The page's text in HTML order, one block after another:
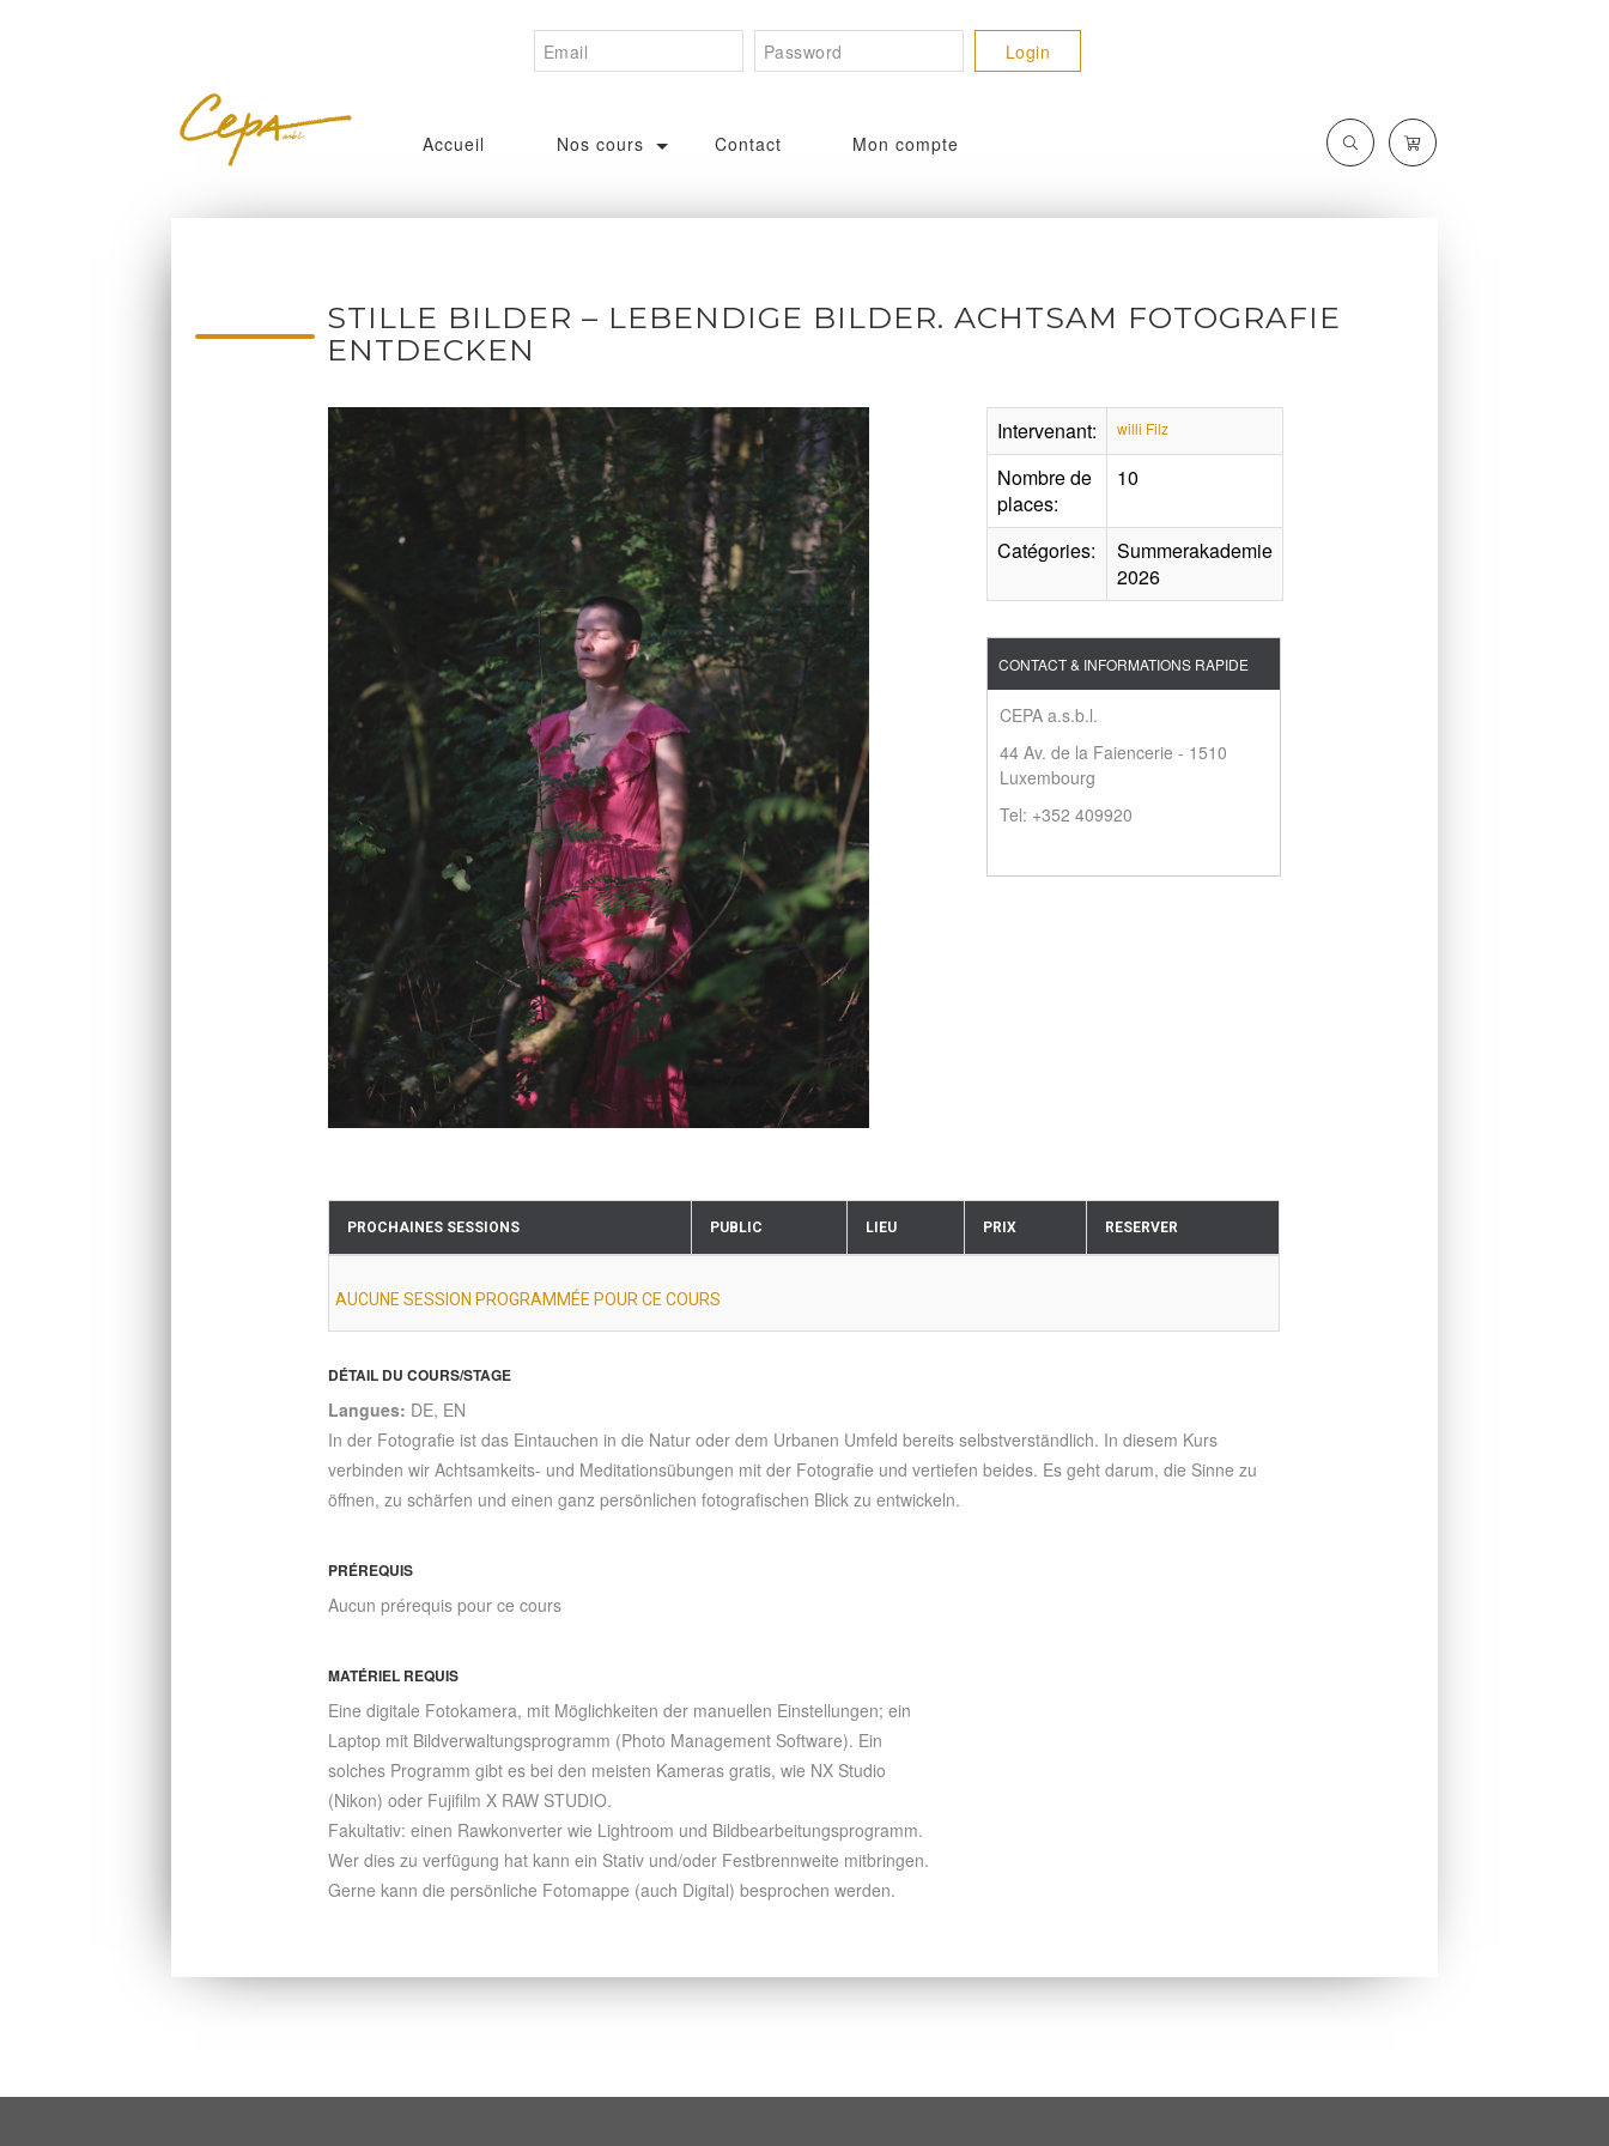
Accueil Nos cours Contact Mon compte
STILLE BILDER – LEBENDIGE BILDER. ACHTSAM FOTOGRAFIE
ENTDECKEN
Intervenant: willi Filz
Nombre de
places:
10
Catégories:
Summerakademie
2026
CONTACT & INFORMATIONS RAPIDE
CEPA a.s.b.l.
44 Av. de la Faiencerie - 1510
Luxembourg
Tel: +352 409920
PROCHAINES SESSIONS PUBLIC LIEU PRIX RESERVER
AUCUNE SESSION PROGRAMMÉE POUR CE COURS
DÉTAIL DU COURS/STAGE
Langues: DE, EN
In der Fotografie ist das Eintauchen in die Natur oder dem Urbanen Umfeld bereits selbstverständlich. In diesem Kurs
verbinden wir Achtsamkeits- und Meditationsübungen mit der Fotografie und vertiefen beides. Es geht darum, die Sinne zu
öffnen, zu schärfen und einen ganz persönlichen fotografischen Blick zu entwickeln.
PRÉREQUIS
Aucun prérequis pour ce cours
MATÉRIEL REQUIS
Eine digitale Fotokamera, mit Möglichkeiten der manuellen Einstellungen; ein
Laptop mit Bildverwaltungsprogramm (Photo Management Software). Ein
solches Programm gibt es bei den meisten Kameras gratis, wie NX Studio
(Nikon) oder Fujifilm X RAW STUDIO.
Fakultativ: einen Rawkonverter wie Lightroom und Bildbearbeitungsprogramm.
Wer dies zu verfügung hat kann ein Stativ und/oder Festbrennweite mitbringen.
Gerne kann die persönliche Fotomappe (auch Digital) besprochen werden.